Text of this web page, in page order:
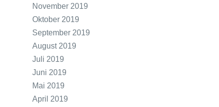
November 2019
Oktober 2019
September 2019
August 2019
Juli 2019
Juni 2019
Mai 2019
April 2019